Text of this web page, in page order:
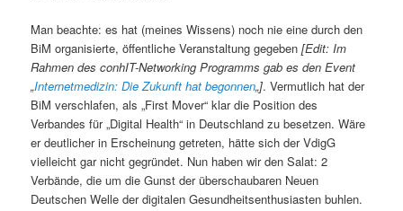
Man beachte: es hat (meines Wissens) noch nie eine durch den
BiM organisierte, öffentliche Veranstaltung gegeben [Edit: Im
Rahmen des conhIT-Networking Programms gab es den Event
„Internetmedizin: Die Zukunft hat begonnen„]. Vermutlich hat der
BiM verschlafen, als „First Mover“ klar die Position des
Verbandes für „Digital Health“ in Deutschland zu besetzen. Wäre
er deutlicher in Erscheinung getreten, hätte sich der VdigG
vielleicht gar nicht gegründet. Nun haben wir den Salat: 2
Verbände, die um die Gunst der überschaubaren Neuen
Deutschen Welle der digitalen Gesundheitsenthusiasten buhlen.